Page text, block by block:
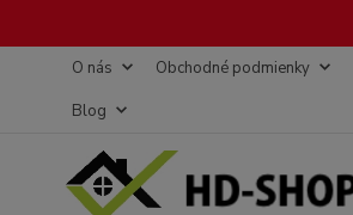
O nás Obchodné podmienky
Blog